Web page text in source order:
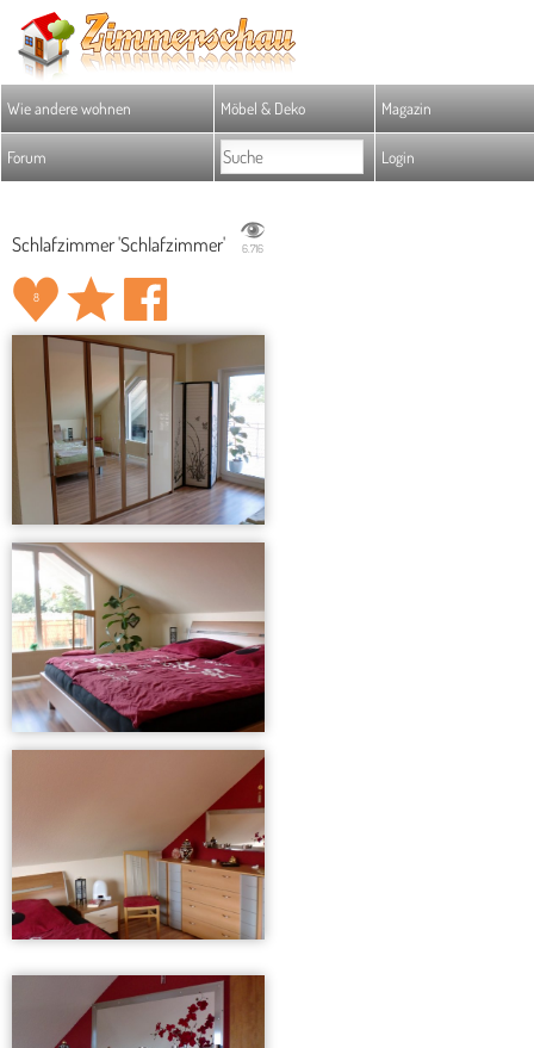
Wie andere wohnen Möbel & Deko Magazin
Forum Login
Schlafzimmer 'Schlafzimmer' 6.716
8